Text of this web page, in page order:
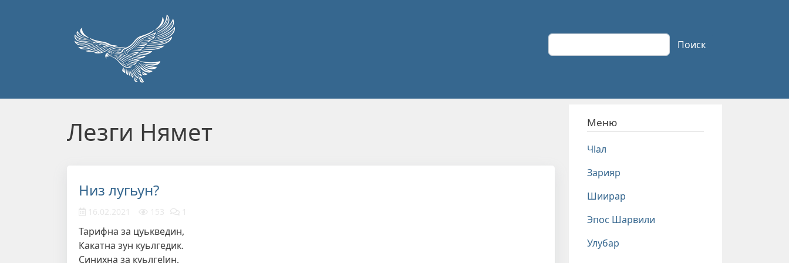
Поиск Поиск
Лезги Нямет
Низ лугьун?
16.02.2021 153 1
Тарифна за цуькведин,
Какатна зун куьлгедик.
Синихна за куьлгеlин,
Меню
Чlал
Зарияр
Шиирар
Эпос Шарвили
Улубар